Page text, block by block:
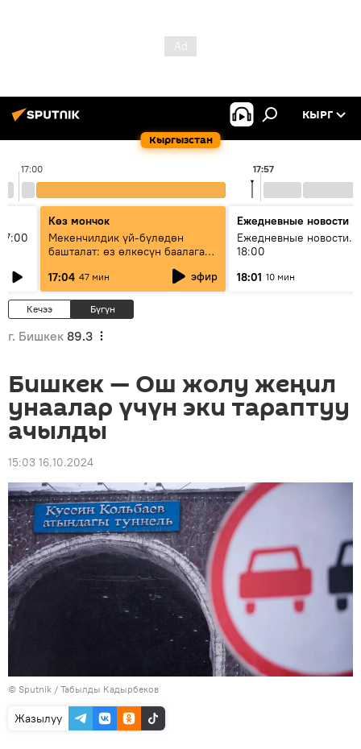
Кыргызстан
КЫРГ
17:00 17:57
Көз мончок
Мекенчилдик үй-бүлөдөн
башталат: өз өлкөсүн баалаган
муунду кантип тарбиялоо
керек?
17:04 47 мин эфир
Ежедневные новости
Ежедневные новости.
18:00
18:01 10 мин
Кечээ Бүгүн
г. Бишкек 89.3
Бишкек — Ош жолу жеңил
унаалар үчүн эки тараптуу
ачылды
15:03 16.10.2024
© Sputnik / Табылды Кадырбеков
Жазылуу